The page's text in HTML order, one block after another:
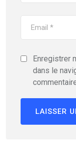
Enregistrer
dans le